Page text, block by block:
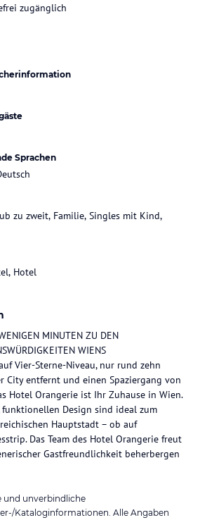
zugänglich
Sprachen
zu zweit, Familie, Singles mit Kind,
Hotel
MINUTEN ZU DEN
WIENS
Vier-Sterne-Niveau, nur rund zehn
City entfernt und einen Spaziergang von
Hotel Orangerie ist Ihr Zuhause in Wien.
Design sind ideal zum
Hauptstadt – ob auf
Das Team des Hotel Orangerie freut
Gastfreundlichkeit beherbergen
und unverbindliche
Kataloginformationen. Alle Angaben